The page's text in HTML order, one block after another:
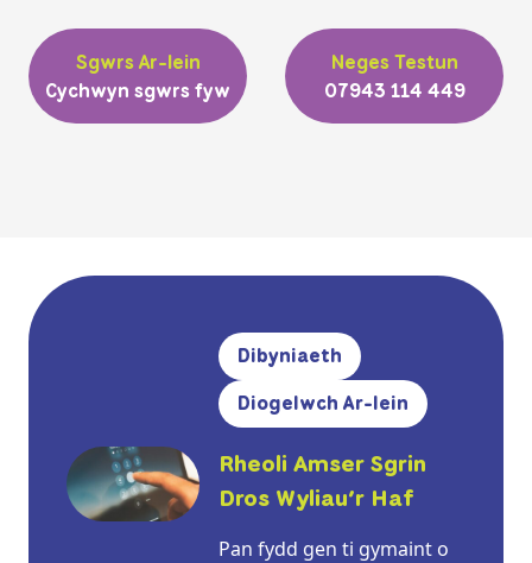
Sgwrs Ar-lein
Cychwyn sgwrs fyw
Neges Testun
07943 114 449
Dibyniaeth
Diogelwch Ar-lein
Rheoli Amser Sgrin
Dros Wyliau’r Haf
Pan fydd gen ti gymaint o